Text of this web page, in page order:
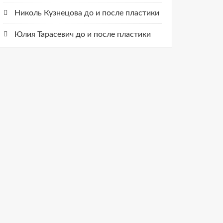
Николь Кузнецова до и после пластики
Юлия Тарасевич до и после пластики